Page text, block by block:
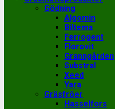
Gödning
Algomin
Biltema
Ferrogent
Florovit
Granngården
Substral
Xeed
Yara
Gräsfröer
Hasselfors